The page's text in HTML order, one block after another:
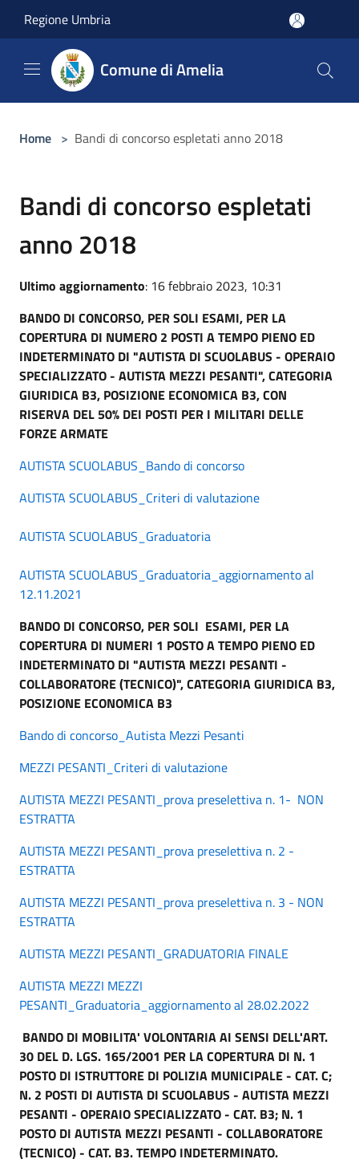
Regione Umbria
Comune di Amelia
Home > Bandi di concorso espletati anno 2018
Bandi di concorso espletati
anno 2018
Ultimo aggiornamento: 16 febbraio 2023, 10:31
BANDO DI CONCORSO, PER SOLI ESAMI, PER LA
COPERTURA DI NUMERO 2 POSTI A TEMPO PIENO ED
INDETERMINATO DI "AUTISTA DI SCUOLABUS - OPERAIO
SPECIALIZZATO - AUTISTA MEZZI PESANTI", CATEGORIA
GIURIDICA B3, POSIZIONE ECONOMICA B3, CON
RISERVA DEL 50% DEI POSTI PER I MILITARI DELLE
FORZE ARMATE
AUTISTA SCUOLABUS_Bando di concorso
AUTISTA SCUOLABUS_Criteri di valutazione
AUTISTA SCUOLABUS_Graduatoria
AUTISTA SCUOLABUS_ Graduatoria_aggiornamento al
12.11.2021
BANDO DI CONCORSO, PER SOLI ESAMI, PER LA
COPERTURA DI NUMERI 1 POSTO A TEMPO PIENO ED
INDETERMINATO DI "AUTISTA MEZZI PESANTI -
COLLABORATORE (TECNICO)", CATEGORIA GIURIDICA B3,
POSIZIONE ECONOMICA B3
Bando di concorso_Autista Mezzi Pesanti
MEZZI PESANTI_Criteri di valutazione
AUTISTA MEZZI PESANTI_prova preselettiva n. 1- NON
ESTRATTA
AUTISTA MEZZI PESANTI_prova preselettiva n. 2 -
ESTRATTA
AUTISTA MEZZI PESANTI_prova preselettiva n. 3 - NON
ESTRATTA
AUTISTA MEZZI PESANTI_GRADUATORIA FINALE
AUTISTA MEZZI MEZZI
PESANTI_Graduatoria_aggiornamento al 28.02.2022
BANDO DI MOBILITA' VOLONTARIA AI SENSI DELL'ART.
30 DEL D. LGS. 165/2001 PER LA COPERTURA DI N. 1
POSTO DI ISTRUTTORE DI POLIZIA MUNICIPALE - CAT. C;
N. 2 POSTI DI AUTISTA DI SCUOLABUS - AUTISTA MEZZI
PESANTI - OPERAIO SPECIALIZZATO - CAT. B3; N. 1
POSTO DI AUTISTA MEZZI PESANTI - COLLABORATORE
(TECNICO) - CAT. B3. TEMPO INDETERMINATO.